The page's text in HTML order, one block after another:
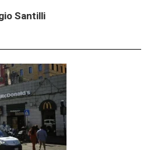
Santilli